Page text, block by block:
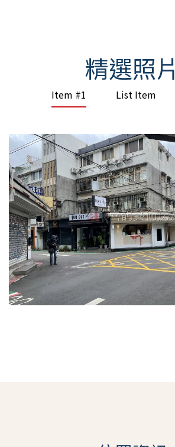
精選照片
Item #1 List Item